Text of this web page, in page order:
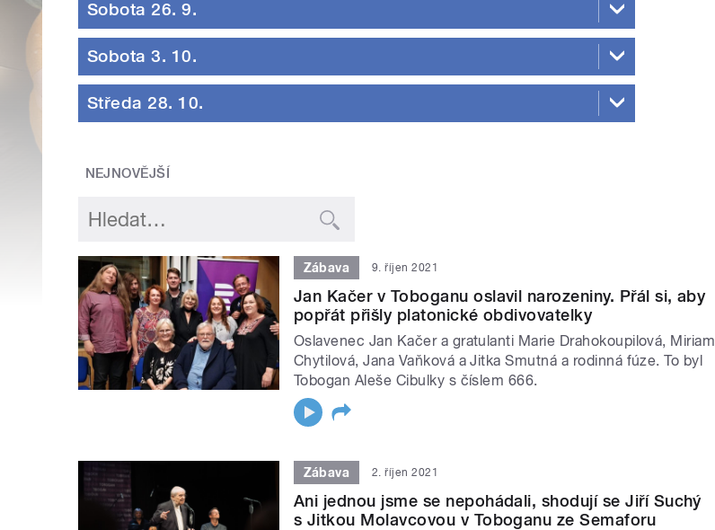
Sobota 26. 9.
Sobota 3. 10.
Středa 28. 10.
NEJNOVĚJŠÍ
Zábava 9. říjen 2021
Jan Kačer v Toboganu oslavil narozeniny. Přál si, aby
popřát přišly platonické obdivovatelky
Oslavenec Jan Kačer a gratulanti Marie Drahokoupilová, Miriam
Chytilová, Jana Vaňková a Jitka Smutná a rodinná fúze. To byl
Tobogan Aleše Cibulky s číslem 666.
Zábava 2. říjen 2021
Ani jednou jsme se nepohádali, shodují se Jiří Suchý
s Jitkou Molavcovou v Toboganu ze Semaforu